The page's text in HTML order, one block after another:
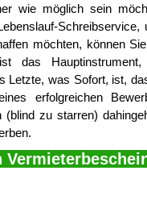
wie möglich sein
Schreibservice,
möchten, können
das
Letzte, was Sofort, ist,
erfolgreichen
zu starren)